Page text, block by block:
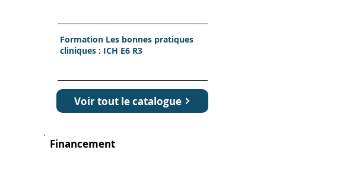
Formation Les bonnes pratiques
cliniques : ICH E6 R3
Voir tout le catalogue
Financement